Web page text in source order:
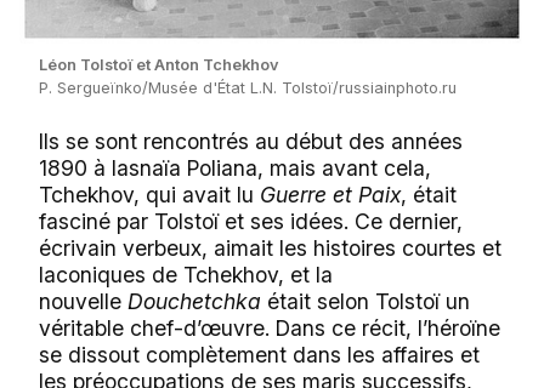
Léon Tolstoï et Anton Tchekhov
P. Sergueïnko/Musée d'État L.N. Tolstoï/russiainphoto.ru
Ils se sont rencontrés au début des années
1890 à Iasnaïa Poliana, mais avant cela,
Tchekhov, qui avait lu Guerre et Paix, était
fasciné par Tolstoï et ses idées. Ce dernier,
écrivain verbeux, aimait les histoires courtes et
laconiques de Tchekhov, et la
nouvelle Douchetchka était selon Tolstoï un
véritable chef-d’œuvre. Dans ce récit, l’héroïne
se dissout complètement dans les affaires et
les préoccupations de ses maris successifs,